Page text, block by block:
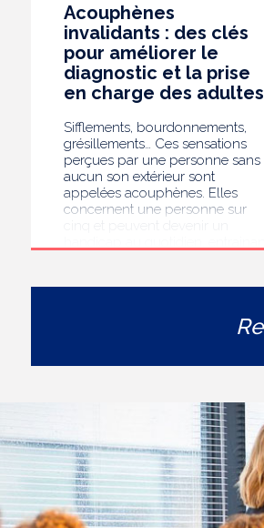
Acouphènes
invalidants : des clés
pour améliorer le
diagnostic et la prise
en charge des adultes
Sifflements, bourdonnements,
grésillements… Ces sensations
perçues par une personne sans
aucun son extérieur sont
appelées acouphènes. Elles
concernent une personne sur
l’isolement ou de l’anxiété. Face à
thérapeutique rencontrée par les
diagnostic et l’accompagnement
des personnes présentant des
acouphènes chroniques
invalidants . Elle publie
aujourd’hui ses travaux, destinés
aux professionnels de santé [1]
impliqués dans le suivi de ces
patients.